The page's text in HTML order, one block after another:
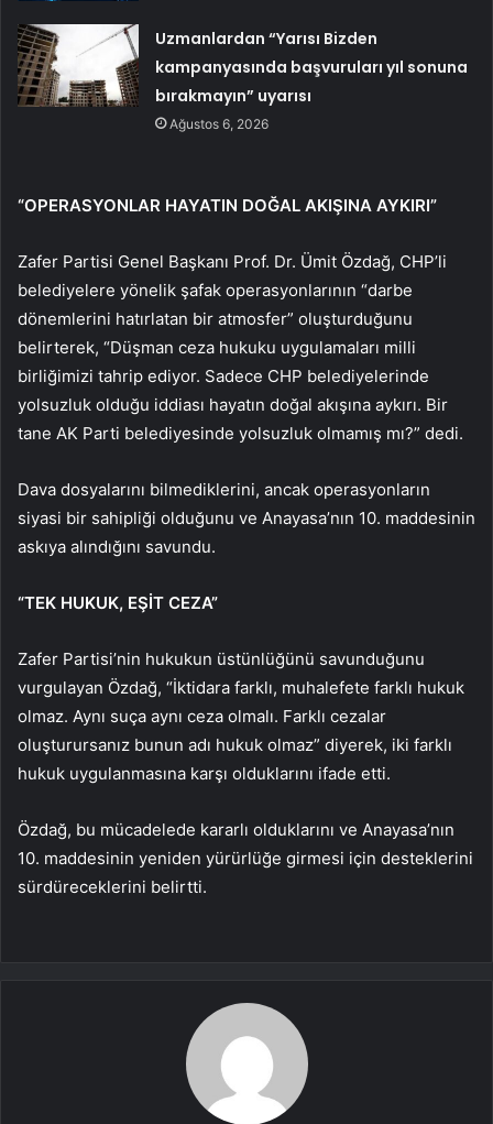
Uzmanlardan “Yarısı Bizden
kampanyasında başvuruları yıl sonuna
bırakmayın” uyarısı
Ağustos 6, 2026
“OPERASYONLAR HAYATIN DOĞAL AKIŞINA AYKIRI”
Zafer Partisi Genel Başkanı Prof. Dr. Ümit Özdağ, CHP’li
belediyelere yönelik şafak operasyonlarının “darbe
dönemlerini hatırlatan bir atmosfer” oluşturduğunu
belirterek, “Düşman ceza hukuku uygulamaları milli
birliğimizi tahrip ediyor. Sadece CHP belediyelerinde
yolsuzluk olduğu iddiası hayatın doğal akışına aykırı. Bir
tane AK Parti belediyesinde yolsuzluk olmamış mı?” dedi.
Dava dosyalarını bilmediklerini, ancak operasyonların
siyasi bir sahipliği olduğunu ve Anayasa’nın 10. maddesinin
askıya alındığını savundu.
“TEK HUKUK, EŞİT CEZA”
Zafer Partisi’nin hukukun üstünlüğünü savunduğunu
vurgulayan Özdağ, “İktidara farklı, muhalefete farklı hukuk
olmaz. Aynı suça aynı ceza olmalı. Farklı cezalar
oluşturursanız bunun adı hukuk olmaz” diyerek, iki farklı
hukuk uygulanmasına karşı olduklarını ifade etti.
Özdağ, bu mücadelede kararlı olduklarını ve Anayasa’nın
10. maddesinin yeniden yürürlüğe girmesi için desteklerini
sürdüreceklerini belirtti.